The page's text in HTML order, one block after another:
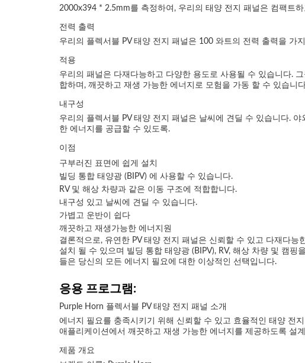
2000x394 * 2.5mm를 측정하여, 우리의 태양 전지 패널은 컴팩트
전력 출력
우리의 플렉서블 PV 태양 전지 패널은 100 와트의 전력 출력을 가
적용
우리의 패널은 다재다능하고 다양한 용도로 사용될 수 있습니다.
합하며, 깨끗하고 재생 가능한 에너지로 모험을 가동 할 수 있습니
내구성
우리의 플렉서블 PV 태양 전지 패널은 날씨에 견딜 수 있습니다.
한 에너지를 공급할 수 있도록.
이점
구부러진 표면에 쉽게 설치
빌딩 통합 태양광 (BIPV) 에 사용할 수 있습니다.
RV 및 해상 차량과 같은 이동 구조에 적합합니다.
내구성 있고 날씨에 견딜 수 있습니다.
가볍고 운반이 쉽다
깨끗하고 재생가능한 에너지원
결론적으로, 유연한 PV 태양 전지 패널은 신뢰할 수 있고 다재다
설치 될 수 있으며 빌딩 통합 태양광 (BIPV), RV, 해상 차량 및 캠
들은 당신의 모든 에너지 필요에 대한 이상적인 선택입니다.
응용 프로그램:
Purple Horn 플렉서블 PV 태양 전지 패널 소개
에너지 필요를 충족시키기 위해 신뢰할 수 있고 효율적인 태양 전
애플리케이션에서 깨끗하고 재생 가능한 에너지를 제공하도록 설
제품 개요